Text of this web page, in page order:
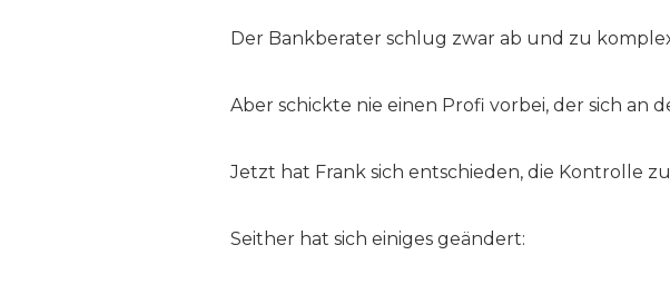
Der Bankberater schlug zwar ab und zu
Aber schickte nie einen Profi vorbei, der sich an
Jetzt hat Frank sich entschieden, die Kontrolle
Seither hat sich einiges geändert: